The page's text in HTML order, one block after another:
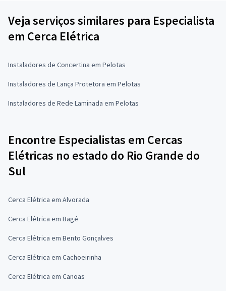
Veja serviços similares para Especialista
em Cerca Elétrica
Instaladores de Concertina em Pelotas
Instaladores de Lança Protetora em Pelotas
Instaladores de Rede Laminada em Pelotas
Encontre Especialistas em Cercas
Elétricas no estado do Rio Grande do
Sul
Cerca Elétrica em Alvorada
Cerca Elétrica em Bagé
Cerca Elétrica em Bento Gonçalves
Cerca Elétrica em Cachoeirinha
Cerca Elétrica em Canoas